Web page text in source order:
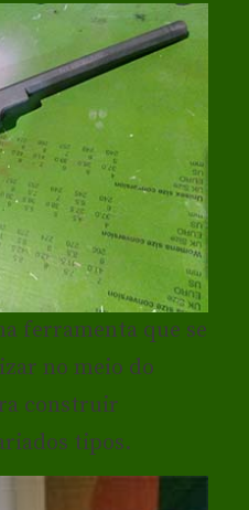
ferramenta que se
no meio do
construir
tipos.